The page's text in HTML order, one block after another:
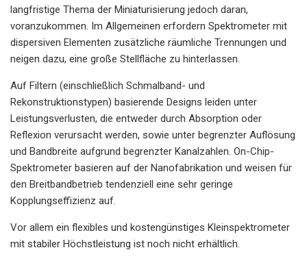
langfristige Thema der Miniaturisierung jedoch daran,
voranzukommen. Im Allgemeinen erfordern Spektrometer mit
dispersiven Elementen zusätzliche räumliche Trennungen und
neigen dazu, eine große Stellfläche zu hinterlassen.
Auf Filtern (einschließlich Schmalband- und
Rekonstruktionstypen) basierende Designs leiden unter
Leistungsverlusten, die entweder durch Absorption oder
Reflexion verursacht werden, sowie unter begrenzter Auflösung
und Bandbreite aufgrund begrenzter Kanalzahlen. On-Chip-
Spektrometer basieren auf der Nanofabrikation und weisen für
den Breitbandbetrieb tendenziell eine sehr geringe
Kopplungseffizienz auf.
Vor allem ein flexibles und kostengünstiges Kleinspektrometer
mit stabiler Höchstleistung ist noch nicht erhältlich.